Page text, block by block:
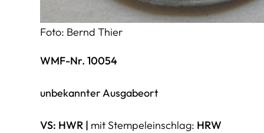
Foto: Bernd Thier
WMF-Nr. 10054
unbekannter Ausgabeort
VS: HWR | mit Stempeleinschlag: HRW